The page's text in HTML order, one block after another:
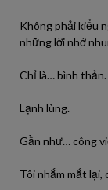
Không phải kiểu
những lời nhớ
Chỉ là… bình thản.
Lạnh lùng.
Gần như… công
Tôi nhắm mắt lại,